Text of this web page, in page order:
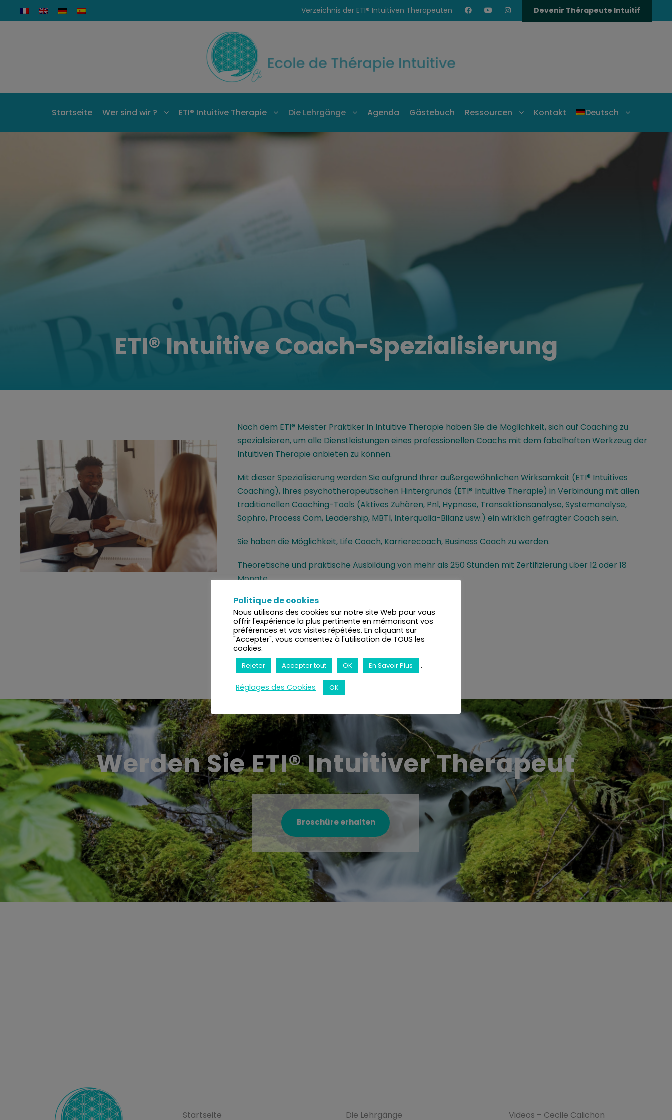
Verzeichnis der ETI® Intuitiven Therapeuten Devenir Thérapeute Intuitif
Startseite Wer sind wir ? ETI® Intuitive Therapie Die Lehrgänge Agenda Gästebuch Ressourcen Kontakt Deutsch
ETI® Intuitive Coach-Spezialisierung
Nach dem ETI® Meister Praktiker in Intuitive Therapie haben Sie die Möglichkeit, sich auf Coaching zu
spezialisieren, um alle Dienstleistungen eines professionellen Coachs mit dem fabelhaften Werkzeug der
Intuitiven Therapie anbieten zu können.
Mit dieser Spezialisierung werden Sie aufgrund Ihrer außergewöhnlichen Wirksamkeit (ETI® Intuitives
Coaching), Ihres psychotherapeutischen Hintergrunds (ETI® Intuitive Therapie) in Verbindung mit allen
traditionellen Coaching-Tools (Aktives Zuhören, Pnl, Hypnose, Transaktionsanalyse, Systemanalyse,
Sophro, Process Com, Leadership, MBTI, Interqualia-Bilanz usw.) ein wirklich gefragter Coach sein.
Sie haben die Möglichkeit, Life Coach, Karrierecoach, Business Coach zu werden.
Theoretische und praktische Ausbildung von mehr als 250 Stunden mit Zertifizierung über 12 oder 18
Monate.
Programm ab 2021 verfügbar
Werden Sie ETI® Intuitiver Therapeut
Broschüre erhalten
Startseite Die Lehrgänge Videos – Cecile Calichon
Politique de cookies
Nous utilisons des cookies sur notre site Web pour vous
offrir l'expérience la plus pertinente en mémorisant vos
préférences et vos visites répétées. En cliquant sur
"Accepter", vous consentez à l'utilisation de TOUS les
cookies.
Rejeter Accepter tout OK En Savoir Plus .
Réglages des Cookies OK